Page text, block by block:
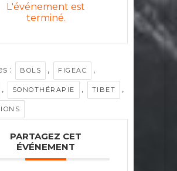
L'événement est
terminé.
: BOLS , FIGEAC ,
, SONOTHÉRAPIE , TIBET ,
PARTAGEZ CET
ÉVÉNEMENT